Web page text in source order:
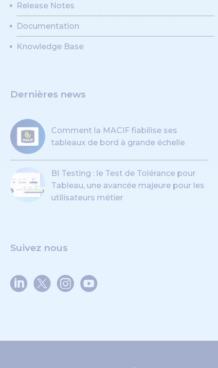
Release Notes
Documentation
Knowledge Base
Dernières news
Comment la MACIF fiabilise ses
tableaux de bord à grande échelle
BI Testing : le Test de Tolérance pour
Tableau, une avancée majeure pour les
utilisateurs métier
Suivez nous